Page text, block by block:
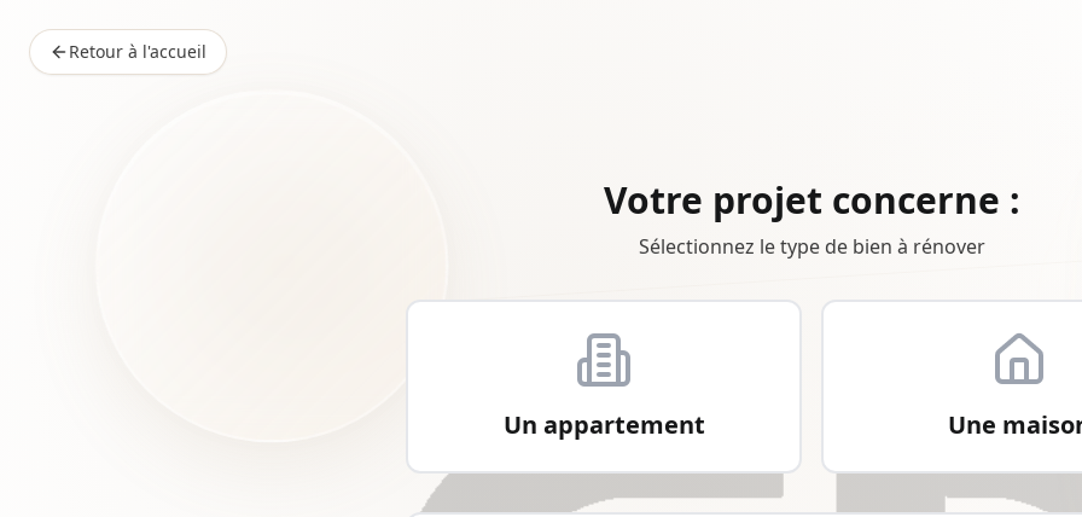
Retour à l'accueil
Votre projet concerne :
Sélectionnez le type de bien à rénover
Un appartement Une